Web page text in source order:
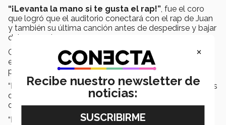
“¡Levanta la mano si te gusta el rap!”, fue el coro
que logró que el auditorio conectará con el rap de Juan
y también su última canción antes de despedirse y bajar
del escenario.
Cada integrante dio un valiosoconsejo
estudiantes del campus y a cualquiera que busque
progresar en su vida.
“ Busca lo que te gustay se constante, porque si dejas
de lado tu pasión el tiempo se va”, indicó Juan al bajar
del escenario.
“ Enfoca tus actividades a algo relacionado con el
×
Recibe nuestro newsletter de
noticias: